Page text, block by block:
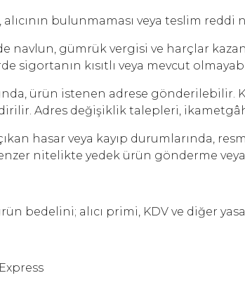
alıcının bulunmaması veya teslim
navlun, gümrük vergisi ve harçlar
sigortanın kısıtlı veya mevcut
ürün istenen adrese gönderilebilir.
Adres değişiklik talepleri,
hasar veya kayıp durumlarında,
nitelikte yedek ürün gönderme veya
bedelini; alıcı primi, KDV ve diğer